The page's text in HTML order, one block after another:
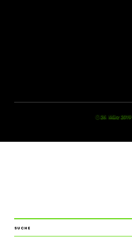
26. März 2019
SUCHE